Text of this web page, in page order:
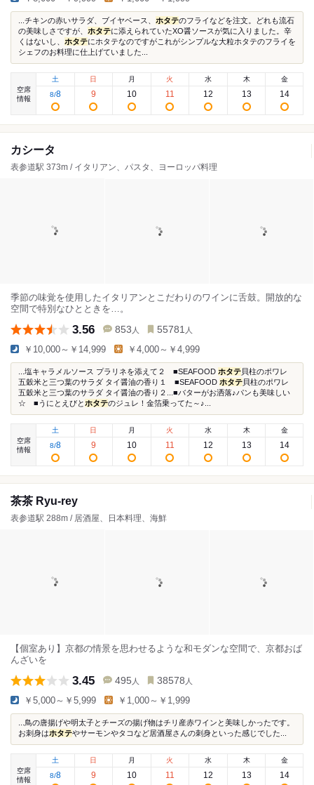
...チキンの赤いサラダ、ブイヤベース、 ホタテのフライなどを注文。どれも流石
の美味しさですが、 ホタテに添えられていたXO醤ソースが気に入りました。辛
くはないし、 ホタテにホタテなのですがこれがシンプルな大粒ホタテのフライを
シェフのお料理に仕上げていました...
空席
情報
土
8/8
日
9
月
10
火
11
水
12
木
13
金
14
カシータ
表参道駅 373m / イタリアン、パスタ、ヨーロッパ料理
季節の味覚を使用したイタリアンとこだわりのワインに舌鼓。開放的な
空間で特別なひとときを…。
3.56 853 人 55781 人
￥10,000～￥14,999 ￥4,000～￥4,999
...塩キャラメルソース プラリネを添えて２ ■SEAFOOD ホタテ貝柱のポワレ
五穀米と三つ葉のサラダ タイ醤油の香り１ ■SEAFOOD ホタテ貝柱のポワレ
五穀米と三つ葉のサラダ タイ醤油の香り２...■バターがお洒落♪パンも美味しい
☆ ■うにとえびとホタテのジュレ！金箔乗ってた～♪...
空席
情報
土
8/8
日
9
月
10
火
11
水
12
木
13
金
14
茶茶 Ryu-rey
表参道駅 288m / 居酒屋、日本料理、海鮮
【個室あり】京都の情景を思わせるような和モダンな空間で、京都おば
んざいを
3.45 495 人 38578 人
￥5,000～￥5,999 ￥1,000～￥1,999
...鳥の唐揚げや明太子とチーズの揚げ物はチリ産赤ワインと美味しかったです。
お刺身はホタテやサーモンやタコなど居酒屋さんの刺身といった感じでした...
空席
情報
土
8/8
日
9
月
10
火
11
水
12
木
13
金
14